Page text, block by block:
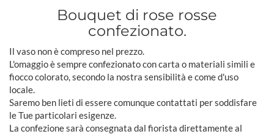
Bouquet di rose rosse
confezionato.
Il vaso non è compreso nel prezzo.
L'omaggio è sempre confezionato con carta o materiali simili e
fiocco colorato, secondo la nostra sensibilità e come d'uso
locale.
Saremo ben lieti di essere comunque contattati per soddisfare
le Tue particolari esigenze.
La confezione sarà consegnata dal fiorista direttamente al